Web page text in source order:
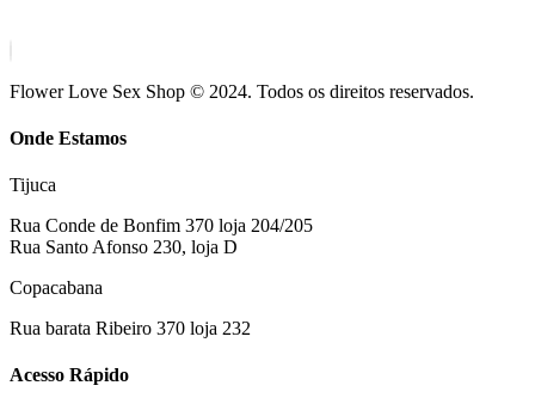
Flower Love Sex Shop © 2024. Todos os direitos reservados.
Onde Estamos
Tijuca
Rua Conde de Bonfim 370 loja 204/205
Rua Santo Afonso 230, loja D
Copacabana
Rua barata Ribeiro 370 loja 232
Acesso Rápido